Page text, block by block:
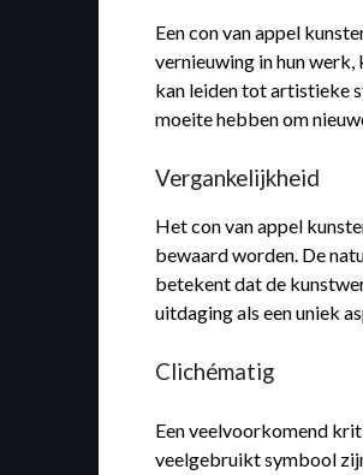
Een con van appel
vernieuwing in hun
kan leiden tot artistieke
moeite hebben om
Vergankelijkheid
Het con van appel
bewaard worden. De
betekent dat de
uitdaging als een uniek
Clichématig
Een veelvoorkomend
veelgebruikt symbool